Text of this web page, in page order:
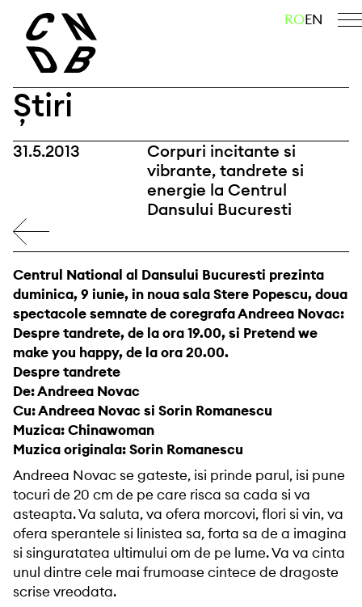
content
caută ROEN
Știri
31.5.2013
Corpuri incitante si
vibrante, tandrete si
energie la Centrul
Dansului Bucuresti
Centrul National al Dansului Bucuresti prezinta
duminica, 9 iunie, in noua sala Stere Popescu, doua
spectacole semnate de coregrafa Andreea Novac:
Despre tandrete, de la ora 19.00, si Pretend we
make you happy, de la ora 20.00.
Despre tandrete
De: Andreea Novac
Cu: Andreea Novac si Sorin Romanescu
Muzica: Chinawoman
Muzica originala: Sorin Romanescu
Andreea Novac se gateste, isi prinde parul, isi pune
tocuri de 20 cm de pe care risca sa cada si va
asteapta. Va saluta, va ofera morcovi, flori si vin, va
ofera sperantele si linistea sa, forta sa de a imagina
si singuratatea ultimului om de pe lume. Va va cinta
unul dintre cele mai frumoase cintece de dragoste
scrise vreodata.